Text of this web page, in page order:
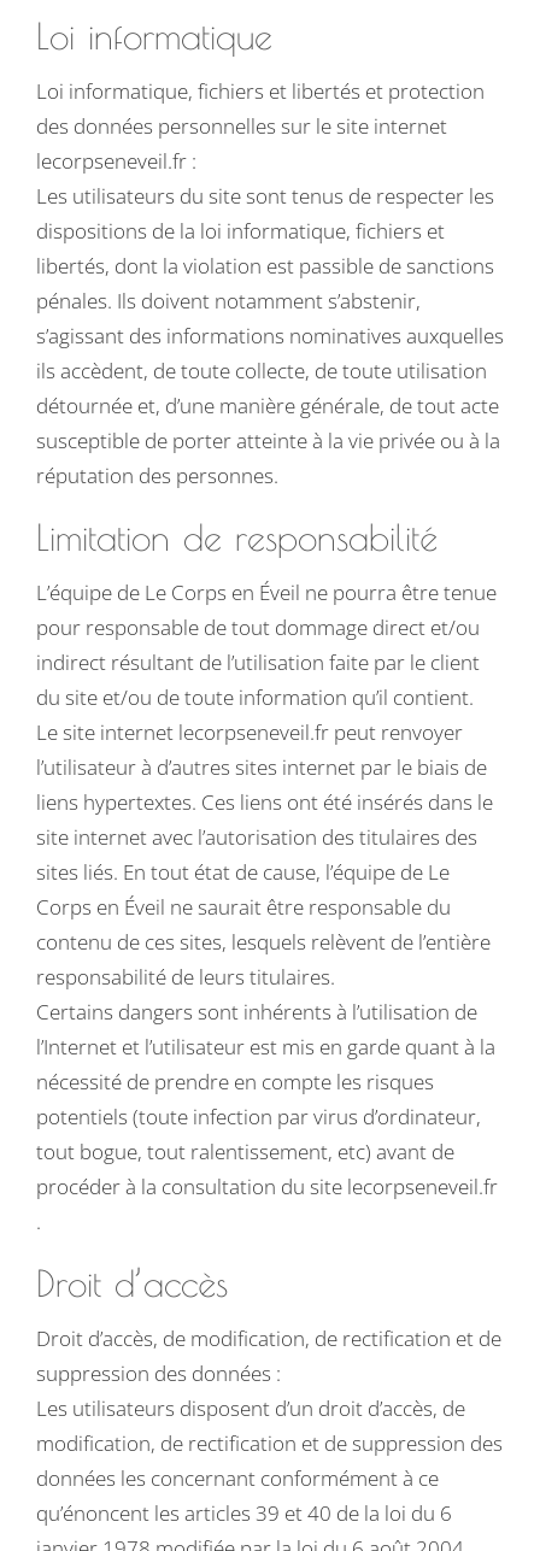
Loi informatique
Loi informatique, fichiers et libertés et protection
des données personnelles sur le site internet
lecorpseneveil.fr :
Les utilisateurs du site sont tenus de respecter les
dispositions de la loi informatique, fichiers et
libertés, dont la violation est passible de sanctions
pénales. Ils doivent notamment s’abstenir,
s’agissant des informations nominatives auxquelles
ils accèdent, de toute collecte, de toute utilisation
détournée et, d’une manière générale, de tout acte
susceptible de porter atteinte à la vie privée ou à la
réputation des personnes.
Limitation de responsabilité
L’équipe de Le Corps en Éveil ne pourra être tenue
pour responsable de tout dommage direct et/ou
indirect résultant de l’utilisation faite par le client
du site et/ou de toute information qu’il contient.
Le site internet lecorpseneveil.fr peut renvoyer
l’utilisateur à d’autres sites internet par le biais de
liens hypertextes. Ces liens ont été insérés dans le
site internet avec l’autorisation des titulaires des
sites liés. En tout état de cause, l’équipe de Le
Corps en Éveil ne saurait être responsable du
contenu de ces sites, lesquels relèvent de l’entière
responsabilité de leurs titulaires.
Certains dangers sont inhérents à l’utilisation de
l’Internet et l’utilisateur est mis en garde quant à la
nécessité de prendre en compte les risques
potentiels (toute infection par virus d’ordinateur,
tout bogue, tout ralentissement, etc) avant de
procéder à la consultation du site lecorpseneveil.fr
.
Droit d’accès
Droit d’accès, de modification, de rectification et de
suppression des données :
Les utilisateurs disposent d’un droit d’accès, de
modification, de rectification et de suppression des
données les concernant conformément à ce
qu’énoncent les articles 39 et 40 de la loi du 6